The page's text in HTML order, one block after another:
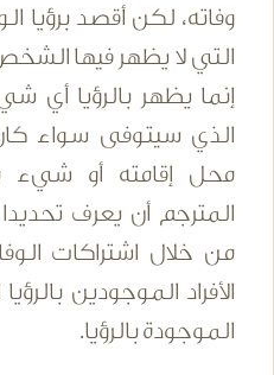
وفاته، لكن أقصد برؤيا
التي لا يظهر فيها
إنما يظهر بالرؤيا
الذي سيتوفى سواء كان
محل إقامته أو شيء
المترجم أن يعرف
من خلال اشتراكات
الأفراد الموجودين
الموجودة بالرؤيا.